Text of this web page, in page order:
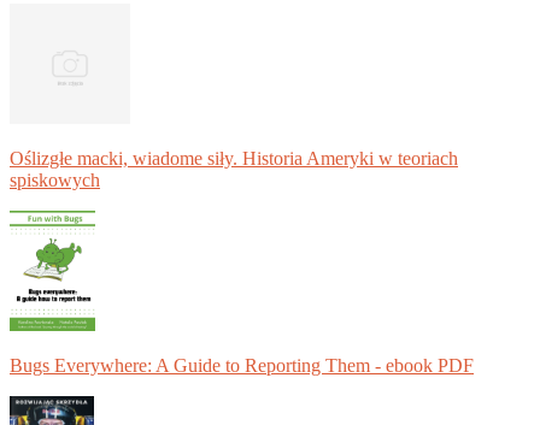
Oślizgłe macki, wiadome siły. Historia Ameryki w teoriach
spiskowych
Bugs Everywhere: A Guide to Reporting Them - ebook PDF